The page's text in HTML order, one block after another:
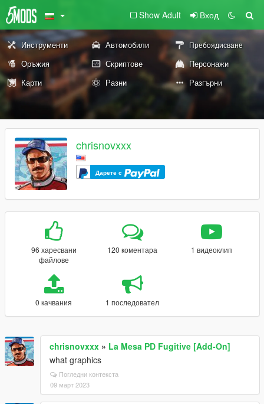
Show Adult Вход
Инструменти Автомобили Пребоядисване
Оръжия Скриптове
Персонажи
Карти
Разни Разгърни
chrisnovxxx
Дарете с
96 харесвани
файлове
120 коментара 1 видеоклип
0 качвания 1 последовател
chrisnovxxx » La Mesa PD Fugitive [Add-On]
what graphics
Погледни контекста
09 март 2023